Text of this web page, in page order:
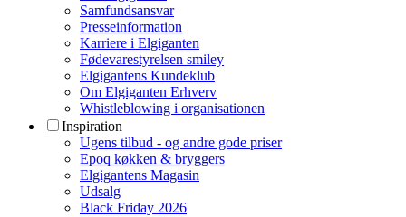
Samfundsansvar
Presseinformation
Karriere i Elgiganten
Fødevarestyrelsen smiley
Elgigantens Kundeklub
Om Elgiganten Erhverv
Whistleblowing i organisationen
Inspiration
Ugens tilbud - og andre gode priser
Epoq køkken & bryggers
Elgigantens Magasin
Udsalg
Black Friday 2026